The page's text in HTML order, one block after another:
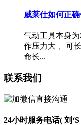
威莱仕如何正
气动工具本身
作压力大 、可
命长...
联系我们
24小时服务电话( 刘‘S